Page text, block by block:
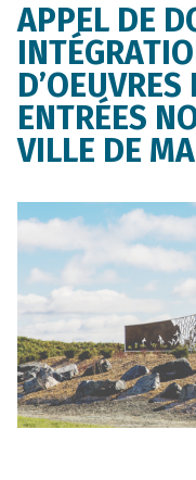
APPEL DE
ENTRÉES
VILLE DE